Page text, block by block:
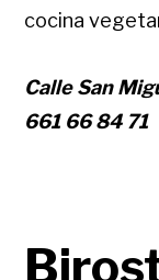
cocina
Calle San
661 66 84 71